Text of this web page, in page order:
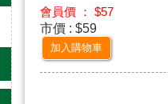
會員價 ： $57
市價 : $59
加入購物車